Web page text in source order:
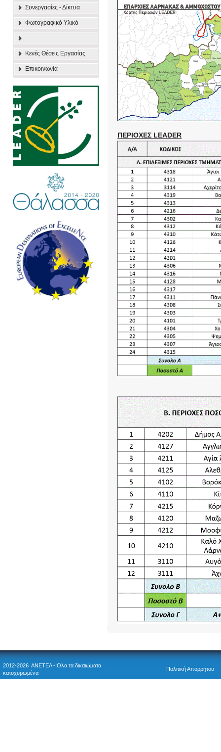
Συνεργασίες - Δίκτυα
Φωτογραφικό Υλικό
Κενές Θέσεις Εργασίας
Επικοινωνία
ΠΕΡΙΟΧΕΣ LEADER
2012-2026 ΑΝΕΤΕΛ - Όλα τα δικαιώματα
κατοχυρωμένα
Πολιτική Απορρήτου